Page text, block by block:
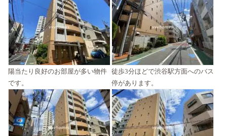
陽当たり良好のお部屋が多い物件
です。
徒歩3分ほどで渋谷駅方面へのバス
停があります。